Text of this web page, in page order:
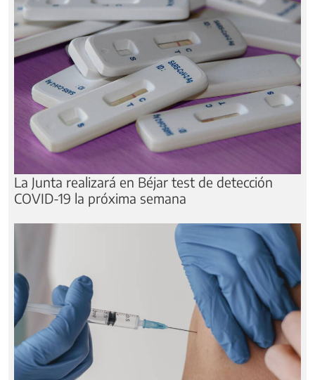
La Junta realizará en Béjar test de detección
COVID-19 la próxima semana